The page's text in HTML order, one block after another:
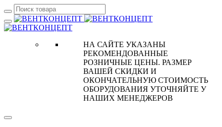
НА САЙТЕ УКАЗАНЫ
РЕКОМЕНДОВАННЫЕ
РОЗНИЧНЫЕ ЦЕНЫ. РАЗМЕР
ВАШЕЙ СКИДКИ И
ОКОНЧАТЕЛЬНУЮ СТОИМОСТЬ
ОБОРУДОВАНИЯ УТОЧНЯЙТЕ У
НАШИХ МЕНЕДЖЕРОВ